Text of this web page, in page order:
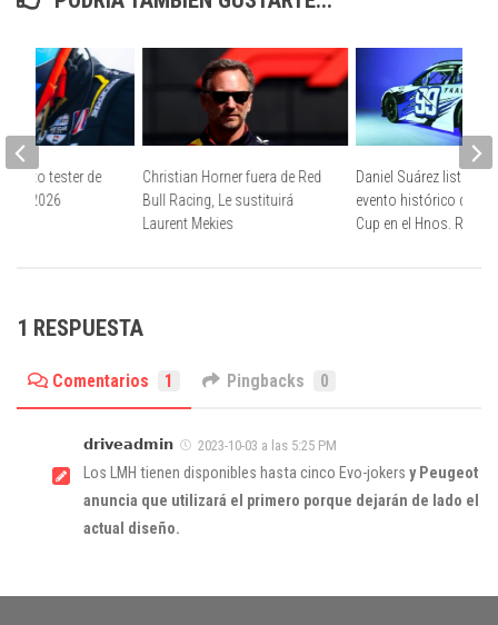
Christian Horner fuera de Red
Bull Racing, Le sustituirá
Laurent Mekies
Daniel Suárez listo
evento histórico de
Cup en el Hnos.
piloto tester de
2026
1 RESPUESTA
Comentarios 1 Pingbacks 0
𝗱𝗿𝗶𝘃𝗲𝗮𝗱𝗺𝗶𝗻 2023-10-03 a las 5:25 PM
Los LMH tienen disponibles hasta cinco Evo-jokers y Peugeot
anuncia que utilizará el primero porque dejarán de lado el
actual diseño.